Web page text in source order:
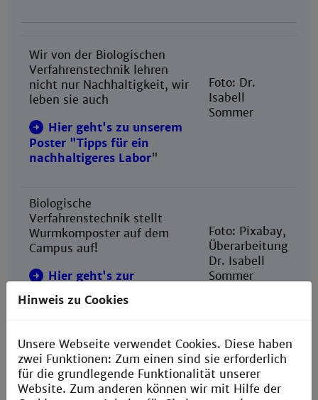
Wir von der Biologischen
Verfahrenstechnik lehren
nicht nur Nachhaltigkeit, wir
leben sie auch
Hier geht's zu unserem
Poster "Tipps für ein
nachhaltigeres Labor"
Foto: Dr.
Isabell
Sommer
Biologische
Verfahrenstechnik stellt
Wurmkomposter auf dem
Campus auf!
Hier geht's zur
Pressenotiz
Foto: Pixabay,
Überarbeitung
Dr. Isabell
Sommer
Nachhaltigkeit in aller
Munde!
Hier geht's zur
Pressenotiz
Foto: Pixabay,
Überarbeitung
Dr. Isabell
Hinweis zu Cookies
Unsere Webseite verwendet Cookies. Diese haben
zwei Funktionen: Zum einen sind sie erforderlich
für die grundlegende Funktionalität unserer
Website. Zum anderen können wir mit Hilfe der